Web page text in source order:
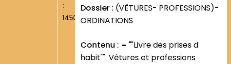
:
1450
Dossier : (VÊTURES- PROFESSIONS)-
ORDINATIONS
Contenu :
habit"". Vêtures et professions